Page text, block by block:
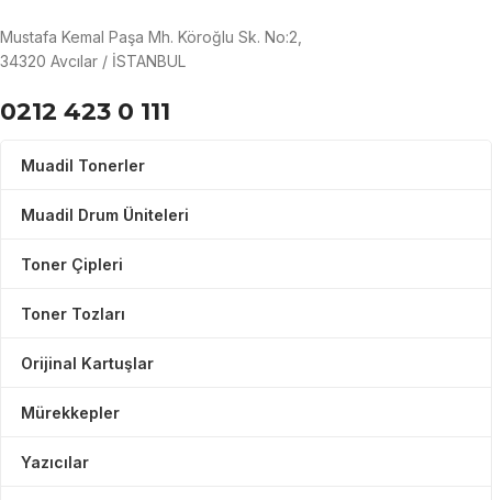
Mustafa Kemal Paşa Mh. Köroğlu Sk. No:2,
34320 Avcılar / İSTANBUL
0212 423 0 111
Muadil Tonerler
Muadil Drum Üniteleri
Toner Çipleri
Toner Tozları
Orijinal Kartuşlar
Mürekkepler
Yazıcılar